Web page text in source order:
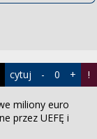
miliony euro
przez UEFĘ i
cytuj - 0 + !